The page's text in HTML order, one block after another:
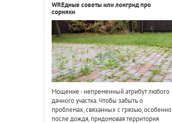
WREдные советы или лонгрид про
сорняки
Мощение - непременный атрибут любого
дачного участка. Чтобы забыть о
проблемах, связанных с грязью, особенно
после дождя, придомовая территория